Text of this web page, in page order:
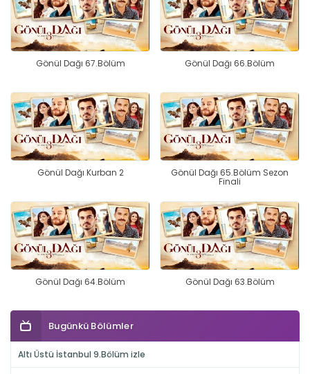
Gönül Dağı 67.Bölüm Gönül Dağı 66.Bölüm
Gönül Dağı Kurban 2 Gönül Dağı 65.Bölüm Sezon
Finali
Gönül Dağı 64.Bölüm Gönül Dağı 63.Bölüm
Bugünkü Bölümler
Altı Üstü İstanbul 9.Bölüm izle